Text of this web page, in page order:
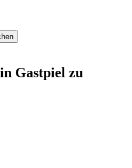
Gastpiel zu